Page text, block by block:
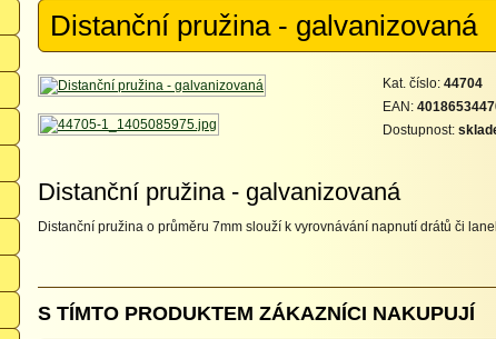
Distanční pružina - galvanizovaná
Kat. číslo: 44704
EAN:
Dostupnost:
Distanční pružina - galvanizovaná
Distanční pružina o průměru 7mm slouží k vyrovnávání napnutí drátů či
S TÍMTO PRODUKTEM ZÁKAZNÍCI NAKUPUJÍ